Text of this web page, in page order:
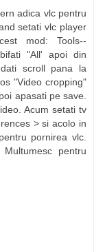
adica vlc pentru
setati vlc player
mod: Tools--
"All' apoi din
scroll pana la
"Video cropping"
apasati pe save.
Acum setati tv
> si acolo in
pornirea vlc.
pentru